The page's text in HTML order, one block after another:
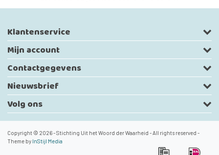
Klantenservice
Mijn account
Contactgegevens
Nieuwsbrief
Volg ons
Copyright © 2026 - Stichting Uit het Woord der Waarheid - All rights reserved -
Theme by InStijl Media